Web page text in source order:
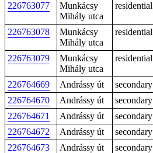
226763077
Munkácsy
Mihály utca
residential
226763078
Munkácsy
Mihály utca
residential
226763079
Munkácsy
Mihály utca
residential
226764669 Andrássy út secondary
226764670
Andrássy út secondary
226764671
Andrássy út secondary
226764672
Andrássy út secondary
226764673
Andrássy út secondary